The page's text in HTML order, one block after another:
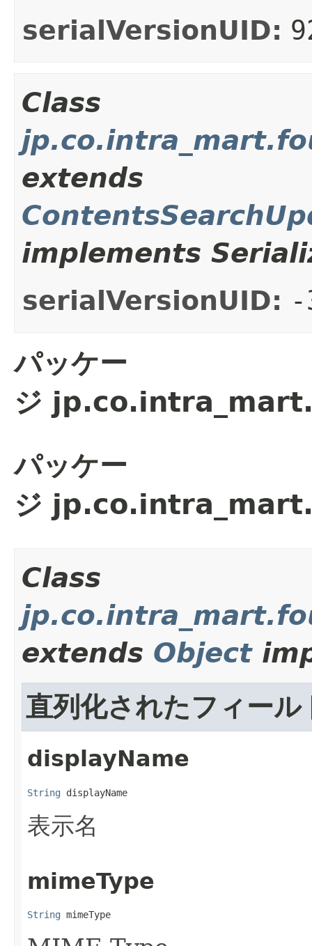
serialVersionUID:
Class
extends
implements
serialVersionUID: -
パッケー
ジ
パッケー
ジ
Class
extends Object
直列化されたフィール
displayName
String displayName
表示名
mimeType
String mimeType